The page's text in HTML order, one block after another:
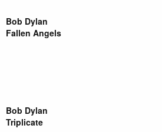
Bob Dylan
Fallen Angels
Bob Dylan
Triplicate